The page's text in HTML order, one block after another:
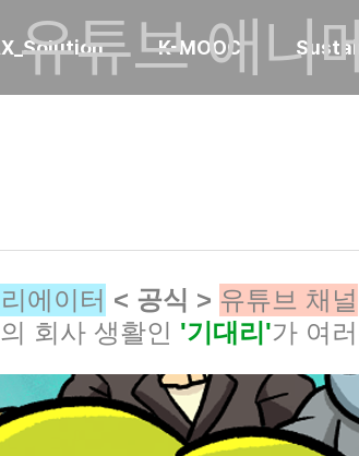
K-MOOC
튜브 애니
에이터 < 공식 > 유튜브 채널
회사 생활인 '기대리'가 여